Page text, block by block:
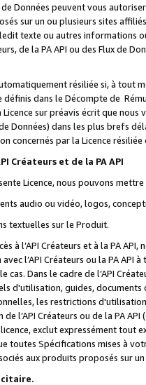
de Données peuvent vous
sur un ou plusieurs sites
texte ou autres informations
de la PA API ou des Flux de
résiliée si, à
dans le Décompte de
sur préavis écrit que
de Données) dans les plus
concernés par la Licence
Créateurs et de la PA API
Licence, nous pouvons
audio ou vidéo, logos,
textuelles sur le Produit.
à l’API Créateurs et à la PA
l’API Créateurs ou la PA
cas. Dans le cadre de l’API
d'utilisation, guides,
les restrictions
l’API Créateurs ou de la PA
exclut expressément tout
toutes Spécifications mises à
aux produits proposés sur